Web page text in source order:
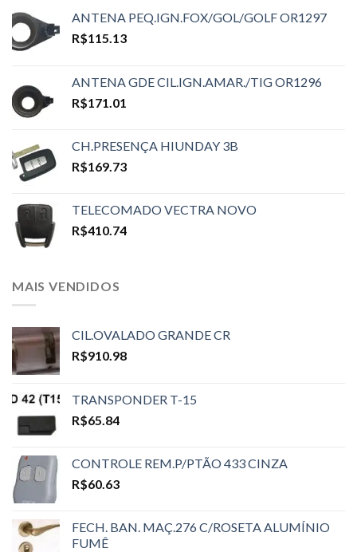
ANTENA PEQ.IGN.FOX/GOL/GOLF OR1297
R$115.13
ANTENA GDE CIL.IGN.AMAR./TIG OR1296
R$171.01
CH.PRESENÇA HIUNDAY 3B
R$169.73
TELECOMADO VECTRA NOVO
R$410.74
MAIS VENDIDOS
CIL.OVALADO GRANDE CR
R$910.98
TRANSPONDER T-15
R$65.84
CONTROLE REM.P/PTÃO 433 CINZA
R$60.63
FECH. BAN. MAÇ.276 C/ROSETA ALUMÍNIO
FUMÊ